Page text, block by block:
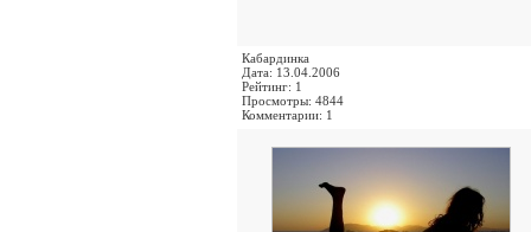
Кабардинка
Дата: 13.04.2006
Рейтинг: 1
Просмотры: 4844
Комментарии: 1